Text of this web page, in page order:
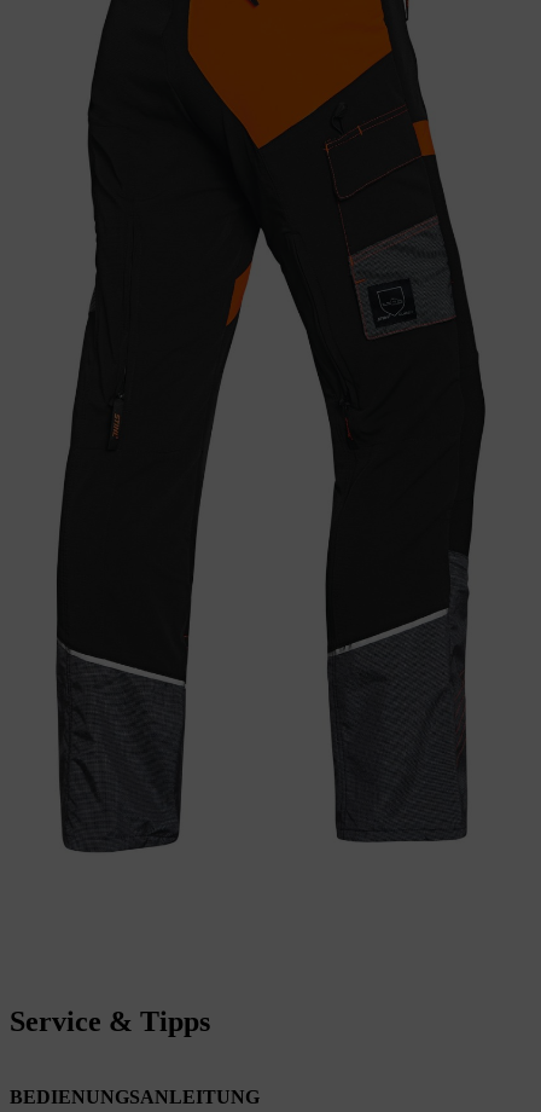
Service & Tipps
BEDIENUNGSANLEITUNG